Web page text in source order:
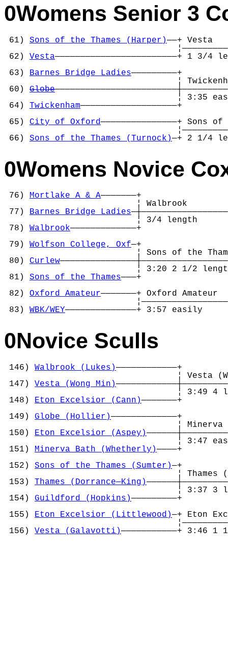
0Womens Senior 3
61) Sons of the Thames (Harper)
62) Vesta————————————————————————+
63)
Barnes Bridge Ladies—————————+
60) Globe
¦
64) Twickenham
65) City of Oxford———————————————+ Sons
66) Sons of the Thames (Turnock)—+ 2
0Womens Novice
76) Mortlake A & A———————+
¦
77) Barnes Bridge Ladies
¦ 3/4 length
78) Walbrook—————————————+
79) Wolfson College, Oxf—+
¦ Sons of the
80) Curlew
¦ 3:20 2 1/2
81) Sons of the Thames———+
82) Oxford Amateur———————+ Oxford
83) WBK/WEY——————————————+
0Novice Sculls
146) Walbrook (Lukes)————————————+
147) Vesta (Wong Min)
¦ 3:49 4
148) Eton Excelsior (Cann)———————+
149) Globe (Hollier)—————————————+
¦
150) Eton Excelsior (Aspey)
¦ 3:47
151) Minerva Bath (Whetherly)————+
152) Sons of the Thames (Sumter)—+
¦ Thames
153) Thames (Dorrance—King)
¦ 3:37 3
154) Guildford (Hopkins)—————————+
155) Eton Excelsior (Littlewood)—+
156) Vesta (Galavotti)———————————+